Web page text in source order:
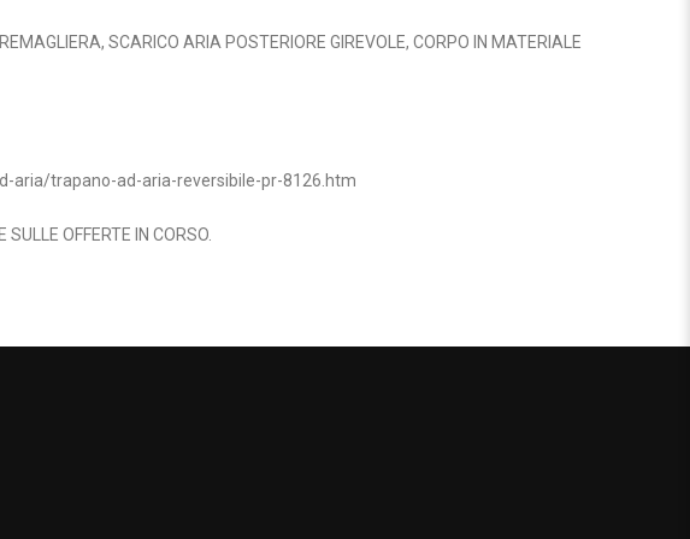
SCARICO ARIA POSTERIORE GIREVOLE, CORPO IN MATERIALE
trapano-ad-aria-reversibile-pr-8126.htm
OFFERTE IN CORSO.